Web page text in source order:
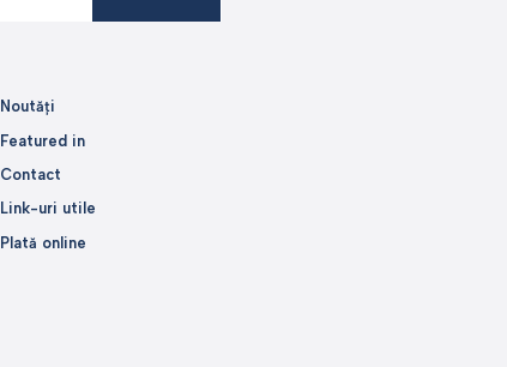
Noutăți
Featured in
Contact
Link-uri utile
Plată online